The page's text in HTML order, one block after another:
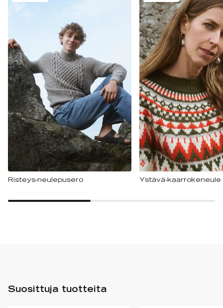
Risteys-neulepusero Ystävä-kaarrokeneule
Suosittuja tuotteita